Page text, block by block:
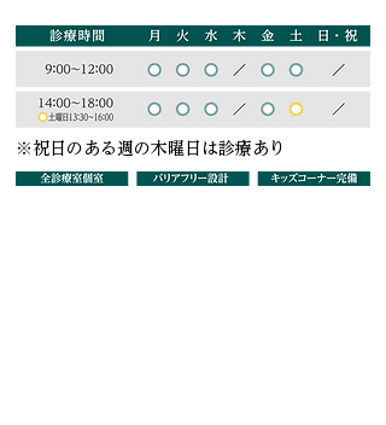
※祝日のある週の木曜日は診療あり